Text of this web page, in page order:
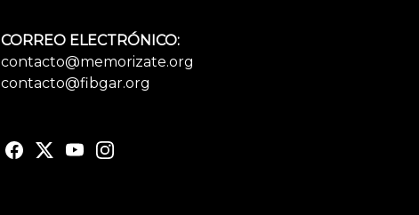
CORREO ELECTRÓNICO:
contacto@memorizate.org
contacto@fibgar.org